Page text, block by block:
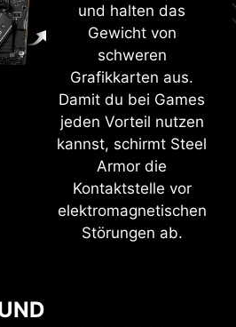
der Leistung verschrieben
und halten das
Gewicht von
schweren
Grafikkarten aus.
Damit du bei Games
jeden Vorteil nutzen
kannst, schirmt Steel
Armor die
Kontaktstelle vor
elektromagnetischen
Störungen ab.
ÜBERTAKTEN MIT
Speichertests mit den
und Übertaktung!
ADVANCED MODE